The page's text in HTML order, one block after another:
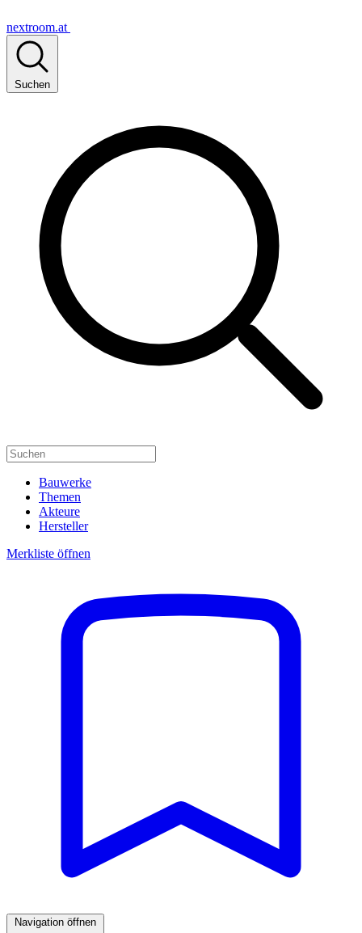
nextroom.at
Suchen
Bauwerke
Themen
Akteure
Hersteller
Merkliste öffnen
Navigation öffnen